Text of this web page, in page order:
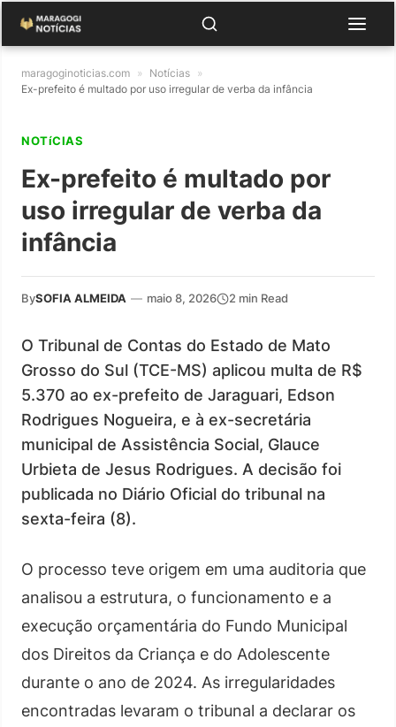
maragoginoticias.com » Notícias »
Ex-prefeito é multado por uso irregular de verba da infância
NOTíCIAS
Ex-prefeito é multado por
uso irregular de verba da
infância
BySOFIA ALMEIDA — maio 8, 2026 2 min Read
O Tribunal de Contas do Estado de Mato
Grosso do Sul (TCE-MS) aplicou multa de R$
5.370 ao ex-prefeito de Jaraguari, Edson
Rodrigues Nogueira, e à ex-secretária
municipal de Assistência Social, Glauce
Urbieta de Jesus Rodrigues. A decisão foi
publicada no Diário Oficial do tribunal na
sexta-feira (8).
O processo teve origem em uma auditoria que
analisou a estrutura, o funcionamento e a
execução orçamentária do Fundo Municipal
dos Direitos da Criança e do Adolescente
durante o ano de 2024. As irregularidades
encontradas levaram o tribunal a declarar os